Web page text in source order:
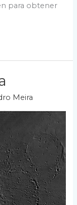
para obtener
Meira